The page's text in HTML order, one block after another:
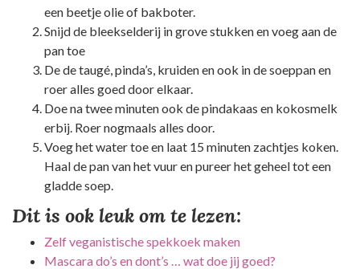
een beetje olie of bakboter.
Snijd de bleekselderij in grove stukken en voeg aan de
pan toe
De de taugé, pinda’s, kruiden en ook in de soeppan en
roer alles goed door elkaar.
Doe na twee minuten ook de pindakaas en kokosmelk
erbij. Roer nogmaals alles door.
Voeg het water toe en laat 15 minuten zachtjes koken.
Haal de pan van het vuur en pureer het geheel tot een
gladde soep.
Dit is ook leuk om te lezen:
Zelf veganistische spekkoek maken
Mascara do’s en dont’s … wat doe jij goed?